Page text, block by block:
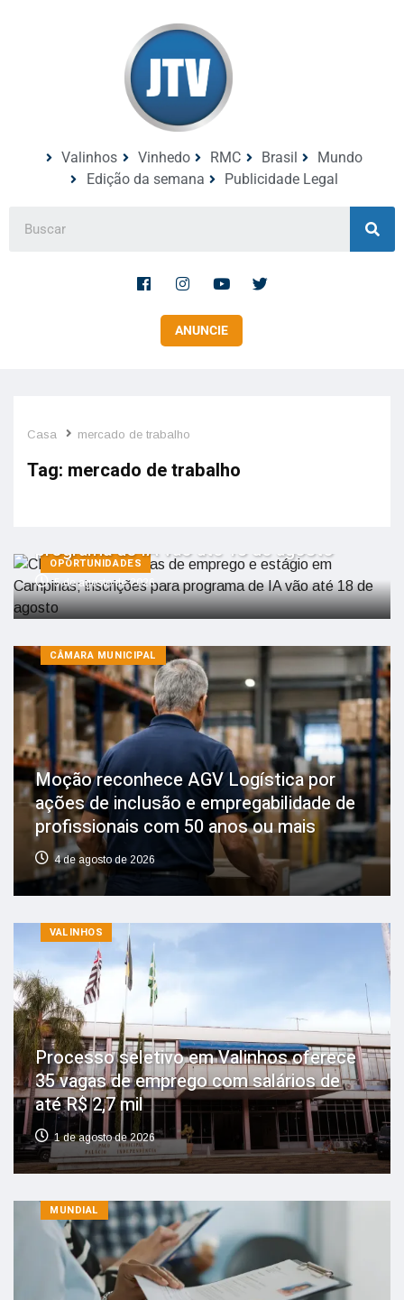
Valinhos Vinhedo RMC Brasil
Mundo
Edição da semana
Publicidade Legal
ANUNCIE
Casa mercado de trabalho
Tag: mercado de trabalho
OPORTUNIDADES
programa de IA vão até 18 de agosto
5 de agosto de 2026
CÂMARA MUNICIPAL
Moção reconhece AGV Logística por
ações de inclusão e empregabilidade de
profissionais com 50 anos ou mais
4 de agosto de 2026
VALINHOS
Processo seletivo em Valinhos oferece
35 vagas de emprego com salários de
até R$ 2,7 mil
1 de agosto de 2026
MUNDIAL